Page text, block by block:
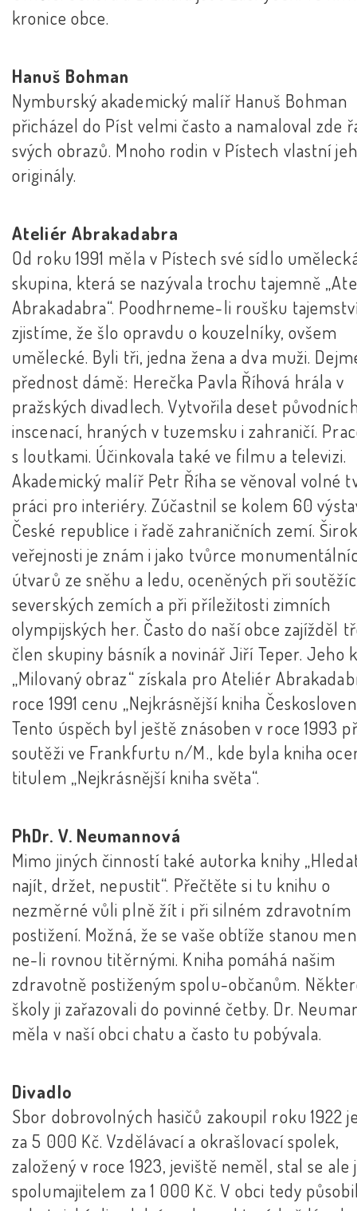
kronice obce.
Hanuš Bohman
Nymburský akademický malíř Hanuš Bohman
přicházel do Píst velmi často a namaloval zde
svých obrazů. Mnoho rodin v Pístech vlastní
originály.
Ateliér Abrakadabra
Od roku 1991 měla v Pístech své sídlo
skupina, která se nazývala trochu tajemně
Abrakadabra“. Poodhrneme-li roušku
zjistíme, že šlo opravdu o kouzelníky, ovšem
umělecké. Byli tři, jedna žena a dva muži.
přednost dámě: Herečka Pavla Říhová hrála v
pražských divadlech. Vytvořila deset
inscenací, hraných v tuzemsku i zahraničí.
s loutkami. Účinkovala také ve filmu a televizi.
Akademický malíř Petr Říha se věnoval volné
práci pro interiéry. Zúčastnil se kolem 60
České republice i řadě zahraničních zemí.
veřejnosti je znám i jako tvůrce
útvarů ze sněhu a ledu, oceněných při
severských zemích a při příležitosti zimních
olympijských her. Často do naší obce zajížděl
člen skupiny básník a novinář Jiří Teper. Jeho
„Milovaný obraz“ získala pro Ateliér
roce 1991 cenu „Nejkrásnější kniha
Tento úspěch byl ještě znásoben v roce 1993
soutěži ve Frankfurtu n/M., kde byla kniha
titulem „Nejkrásnější kniha světa“.
PhDr. V. Neumannová
Mimo jiných činností také autorka knihy
najít, držet, nepustit“. Přečtěte si tu knihu o
nezměrné vůli plně žít i při silném zdravotním
postižení. Možná, že se vaše obtíže stanou
ne-li rovnou titěrnými. Kniha pomáhá našim
zdravotně postiženým spolu-občanům.
školy ji zařazovali do povinné četby. Dr.
měla v naší obci chatu a často tu pobývala.
Divadlo
Sbor dobrovolných hasičů zakoupil roku 1922
za 5 000 Kč. Vzdělávací a okrašlovací spolek,
založený v roce 1923, jeviště neměl, stal se ale
spolumajitelem za 1 000 Kč. V obci tedy